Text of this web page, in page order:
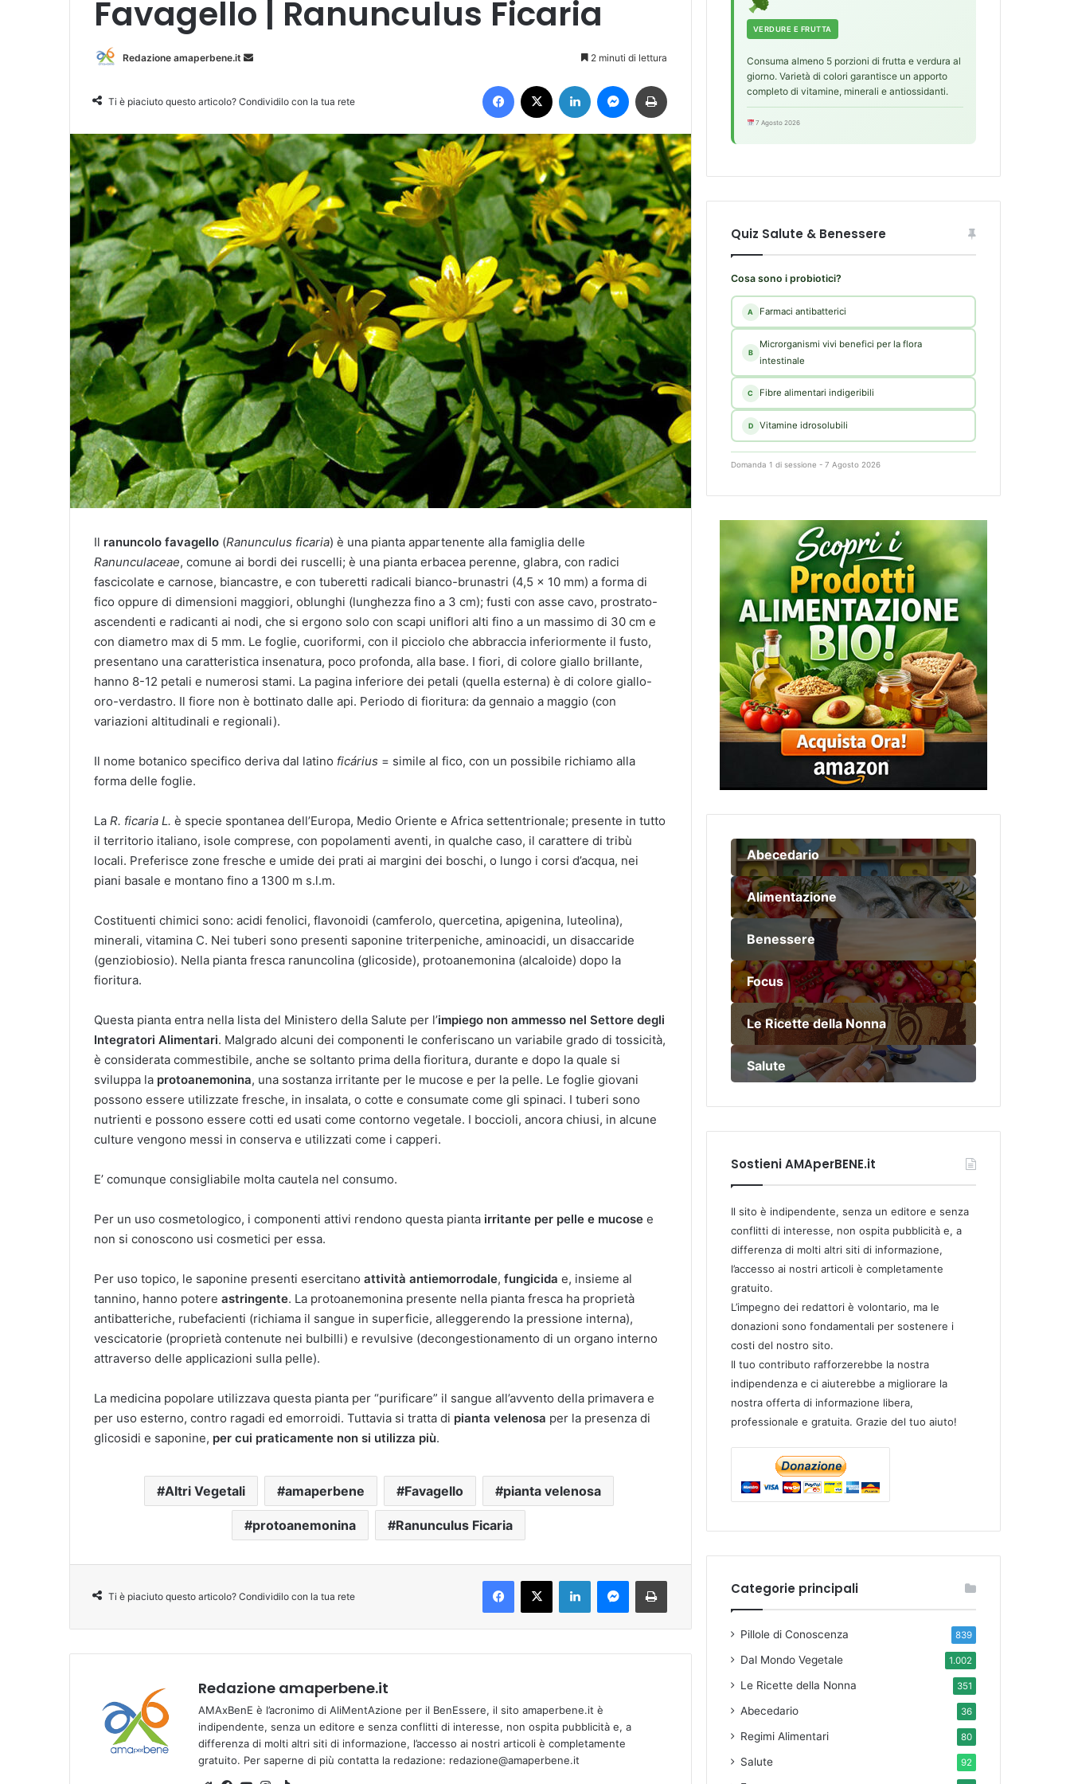
Favagello | Ranunculus Ficaria
Redazione amaperbene.it
a
u
n
'
e
m
a
i
l
2 minuti di lettura
Ti è piaciuto questo articolo? Condividilo con la tua rete
Il ranuncolo favagello (Ranunculus ficaria) è una pianta appartenente alla famiglia delle
Ranunculaceae, comune ai bordi dei ruscelli; è una pianta erbacea perenne, glabra, con radici
fascicolate e carnose, biancastre, e con tuberetti radicali bianco-brunastri (4,5 x 10 mm) a forma di
fico oppure di dimensioni maggiori, oblunghi (lunghezza fino a 3 cm); fusti con asse cavo, prostrato-
ascendenti e radicanti ai nodi, che si ergono solo con scapi uniflori alti fino a un massimo di 30 cm e
con diametro max di 5 mm. Le foglie, cuoriformi, con il picciolo che abbraccia inferiormente il fusto,
presentano una caratteristica insenatura, poco profonda, alla base. I fiori, di colore giallo brillante,
hanno 8-12 petali e numerosi stami. La pagina inferiore dei petali (quella esterna) è di colore giallo-
oro-verdastro. Il fiore non è bottinato dalle api. Periodo di fioritura: da gennaio a maggio (con
variazioni altitudinali e regionali).
Il nome botanico specifico deriva dal latino ficárius = simile al fico, con un possibile richiamo alla
forma delle foglie.
La R. ficaria L. è specie spontanea dell’Europa, Medio Oriente e Africa settentrionale; presente in tutto
il territorio italiano, isole comprese, con popolamenti aventi, in qualche caso, il carattere di tribù
locali. Preferisce zone fresche e umide dei prati ai margini dei boschi, o lungo i corsi d’acqua, nei
piani basale e montano fino a 1300 m s.l.m.
Costituenti chimici sono: acidi fenolici, flavonoidi (camferolo, quercetina, apigenina, luteolina),
minerali, vitamina C. Nei tuberi sono presenti saponine triterpeniche, aminoacidi, un disaccaride
(genziobiosio). Nella pianta fresca ranuncolina (glicoside), protoanemonina (alcaloide) dopo la
fioritura.
Questa pianta entra nella lista del Ministero della Salute per l’impiego non ammesso nel Settore degli
Integratori Alimentari. Malgrado alcuni dei componenti le conferiscano un variabile grado di tossicità,
è considerata commestibile, anche se soltanto prima della fioritura, durante e dopo la quale si
sviluppa la protoanemonina, una sostanza irritante per le mucose e per la pelle. Le foglie giovani
possono essere utilizzate fresche, in insalata, o cotte e consumate come gli spinaci. I tuberi sono
nutrienti e possono essere cotti ed usati come contorno vegetale. I boccioli, ancora chiusi, in alcune
culture vengono messi in conserva e utilizzati come i capperi.
E’ comunque consigliabile molta cautela nel consumo.
Per un uso cosmetologico, i componenti attivi rendono questa pianta irritante per pelle e mucose e
non si conoscono usi cosmetici per essa.
Per uso topico, le saponine presenti esercitano attività antiemorrodale, fungicida e, insieme al
tannino, hanno potere astringente. La protoanemonina presente nella pianta fresca ha proprietà
antibatteriche, rubefacienti (richiama il sangue in superficie, alleggerendo la pressione interna),
vescicatorie (proprietà contenute nei bulbilli) e revulsive (decongestionamento di un organo interno
attraverso delle applicazioni sulla pelle).
La medicina popolare utilizzava questa pianta per “purificare” il sangue all’avvento della primavera e
per uso esterno, contro ragadi ed emorroidi. Tuttavia si tratta di pianta velenosa per la presenza di
glicosidi e saponine, per cui praticamente non si utilizza più.
Altri Vegetali amaperbene Favagello pianta velenosa
protoanemonina Ranunculus Ficaria
Ti è piaciuto questo articolo? Condividilo con la tua rete
Redazione amaperbene.it
AMAxBenE è l’acronimo di AliMentAzione per il BenEssere, il sito amaperbene.it è
indipendente, senza un editore e senza conflitti di interesse, non ospita pubblicità e, a
differenza di molti altri siti di informazione, l’accesso ai nostri articoli è completamente
gratuito. Per saperne di più contatta la redazione: redazione@amaperbene.it
VERDURE E FRUTTA
Consuma almeno 5 porzioni di frutta e verdura al
giorno. Varietà di colori garantisce un apporto
completo di vitamine, minerali e antiossidanti.
7 Agosto 2026
Quiz Salute & Benessere
Cosa sono i probiotici?
A Farmaci antibatterici
B
Microrganismi vivi benefici per la flora
intestinale
C Fibre alimentari indigeribili
D Vitamine idrosolubili
Domanda 1 di sessione - 7 Agosto 2026
Abecedario
Alimentazione
Benessere
Focus
Le Ricette della Nonna
Salute
Sostieni AMAperBENE.it
Il sito è indipendente, senza un editore e senza
conflitti di interesse, non ospita pubblicità e, a
differenza di molti altri siti di informazione,
l’accesso ai nostri articoli è completamente
gratuito.
L’impegno dei redattori è volontario, ma le
donazioni sono fondamentali per sostenere i
costi del nostro sito.
Il tuo contributo rafforzerebbe la nostra
indipendenza e ci aiuterebbe a migliorare la
nostra offerta di informazione libera,
professionale e gratuita. Grazie del tuo aiuto!
Categorie principali
Pillole di Conoscenza 839
Dal Mondo Vegetale 1.002
Le Ricette della Nonna 351
Abecedario 36
Regimi Alimentari 80
Salute 92